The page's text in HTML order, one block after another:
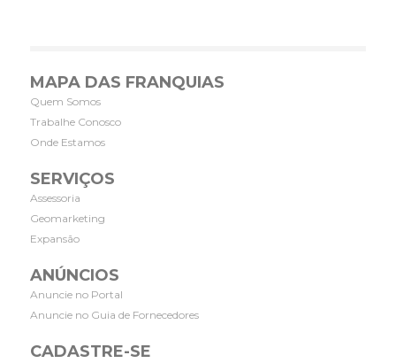
MAPA DAS FRANQUIAS
Quem Somos
Trabalhe Conosco
Onde Estamos
SERVIÇOS
Assessoria
Geomarketing
Expansão
ANÚNCIOS
Anuncie no Portal
Anuncie no Guia de Fornecedores
CADASTRE-SE